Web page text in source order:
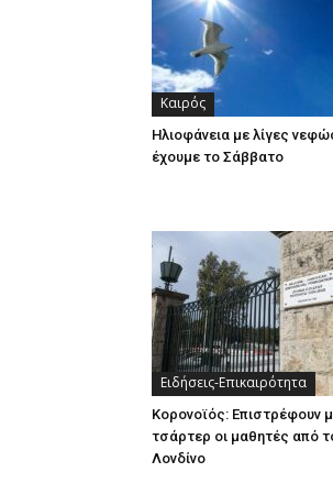
Καιρός
Ηλιοφάνεια με λίγες
έχουμε το Σάββατο
Ειδήσεις-Επικαιρότητα
Κορονοϊός: Επιστρέφουν
τσάρτερ οι μαθητές από
Λονδίνο